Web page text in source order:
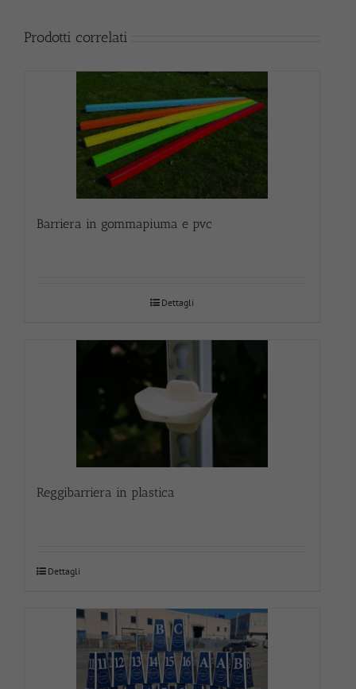
Prodotti correlati
Barriera in gommapiuma e pvc
Dettagli
Reggibarriera in plastica
Dettagli